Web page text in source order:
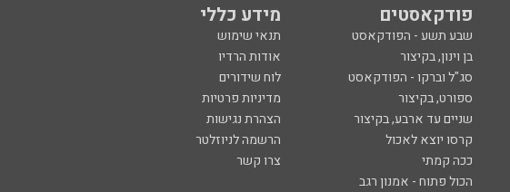
פודקאסטים מידע כללי
שבע תשע - הפודקאסט
תנאי שימוש
בן וינון, בקיצור
אודות הרדיו
סג"ל וברקו - הפודקאסט
לוח שידורים
ספורט, בקיצור
מדיניות פרטיות
שניים עד ארבע, בקיצור
הצהרת נגישות
קרסו יוצא לאכול
הרשמה לניוזלטר
ככה קמתי
צרו קשר
הכול פתוח - אמנון רגב